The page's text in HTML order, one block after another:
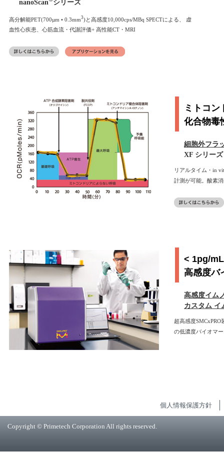
nanoScan
シリーズ
高分解能PET(700µm • 0.3mm3)と高感度10,000cps/MBq SPECTによる、 虚
血性心疾患、心筋血流・代謝評価+ 高性能CT・MRI
ミトコン
化合物毒
細胞外フラ
XF シリーズ
リアルタイム・in
計測が可能。酸素
< 1pg/
高感度バ
高感度イム
カスタム イ
超高感度
の低濃度バイオマ
個人情報保護方針
Copyright © Primetech Corporation All rights reserved.